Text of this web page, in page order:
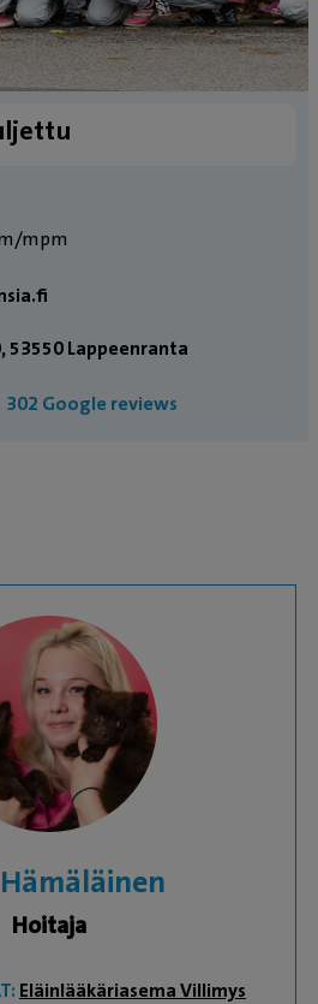
mpm
53550 Lappeenranta
302 Google reviews
Hoitaja
Eläinlääkäriasema Villimys